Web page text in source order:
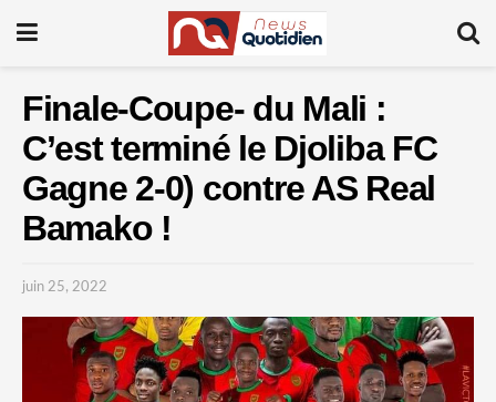
Finale-Coupe- du Mali :
C’est terminé le Djoliba FC
Gagne 2-0) contre AS Real
Bamako !
juin 25, 2022